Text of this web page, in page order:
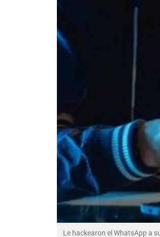
Le hackearon el WhatsApp a